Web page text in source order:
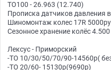
ТО100 - 26.963 (12.740)
Прописка датчиков давления
Шиномонтаж колес 17R
Сезонное хранение колёс
Лексус - Приморский
-ТО 10/30/50/70/90-14560р(
-ТО 20/60- 15130р(9690р)